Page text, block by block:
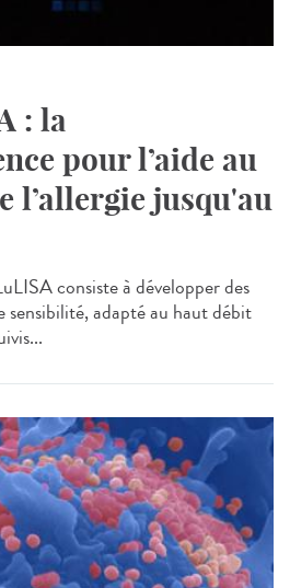
: la
pour l’aide au
l’allergie jusqu'au
consiste à développer des
sensibilité, adapté au haut débit